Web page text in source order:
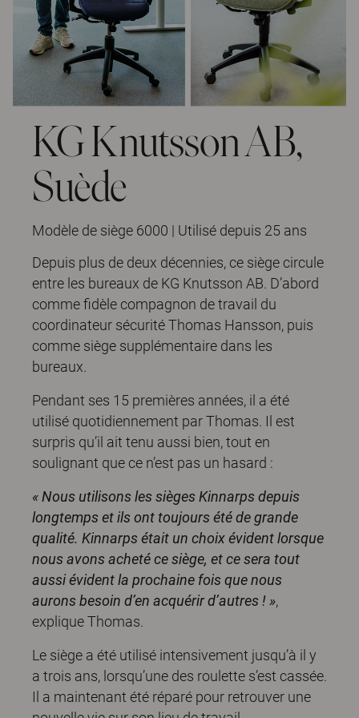
KG Knutsson AB,
Suède
Modèle de siège 6000 | Utilisé depuis 25 ans
Depuis plus de deux décennies, ce siège circule
entre les bureaux de KG Knutsson AB. D’abord
comme fidèle compagnon de travail du
coordinateur sécurité Thomas Hansson, puis
comme siège supplémentaire dans les
bureaux.
Pendant ses 15 premières années, il a été
utilisé quotidiennement par Thomas. Il est
surpris qu’il ait tenu aussi bien, tout en
soulignant que ce n’est pas un hasard :
« Nous utilisons les sièges Kinnarps depuis
longtemps et ils ont toujours été de grande
qualité. Kinnarps était un choix évident lorsque
nous avons acheté ce siège, et ce sera tout
aussi évident la prochaine fois que nous
aurons besoin d’en acquérir d’autres ! »,
explique Thomas.
Le siège a été utilisé intensivement jusqu’à il y
a trois ans, lorsqu’une des roulette s’est cassée.
Il a maintenant été réparé pour retrouver une